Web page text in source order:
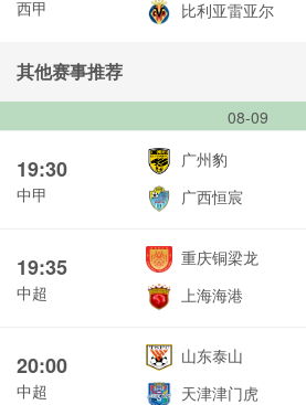
西甲 比利亚雷亚尔
其他赛事推荐
08-09
19:30
中甲
广州豹
广西恒宸
19:35
中超
重庆铜梁龙
上海海港
20:00
中超
山东泰山
天津津门虎